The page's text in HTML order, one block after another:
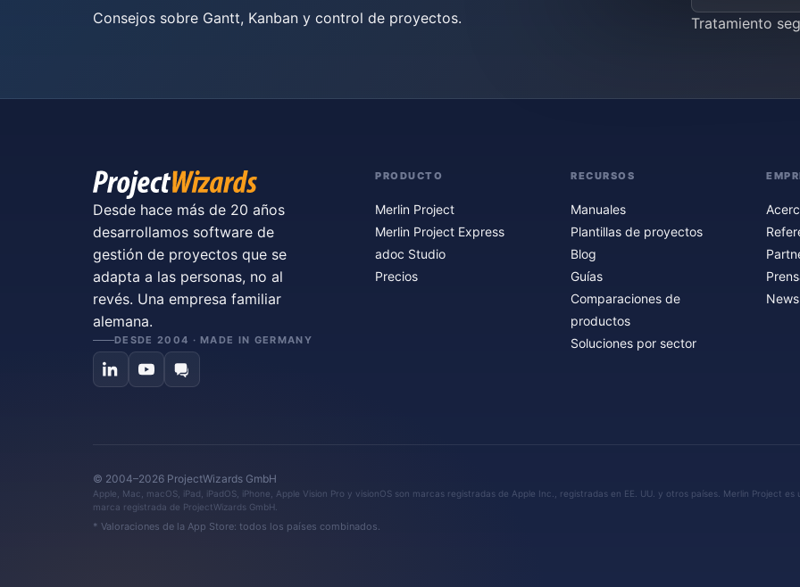
Consejos sobre Gantt, Kanban y control de proyectos. Tratamiento
Desde hace más de 20 años
desarrollamos software de
gestión de proyectos que se
adapta a las personas, no al
revés. Una empresa familiar
alemana.
DESDE 2004 · MADE IN GERMANY
PRODUCTO
Merlin Project
Merlin Project Express
adoc Studio
Precios
RECURSOS
Manuales
Plantillas de proyectos
Blog
Guías
Comparaciones de
productos
Soluciones por sector
© 2004–2026 ProjectWizards GmbH
Apple, Mac, macOS, iPad, iPadOS, iPhone, Apple Vision Pro y visionOS son marcas registradas de Apple Inc., registradas en EE. UU. y otros países. Merlin Project es
marca registrada de ProjectWizards GmbH.
* Valoraciones de la App Store: todos los países combinados.